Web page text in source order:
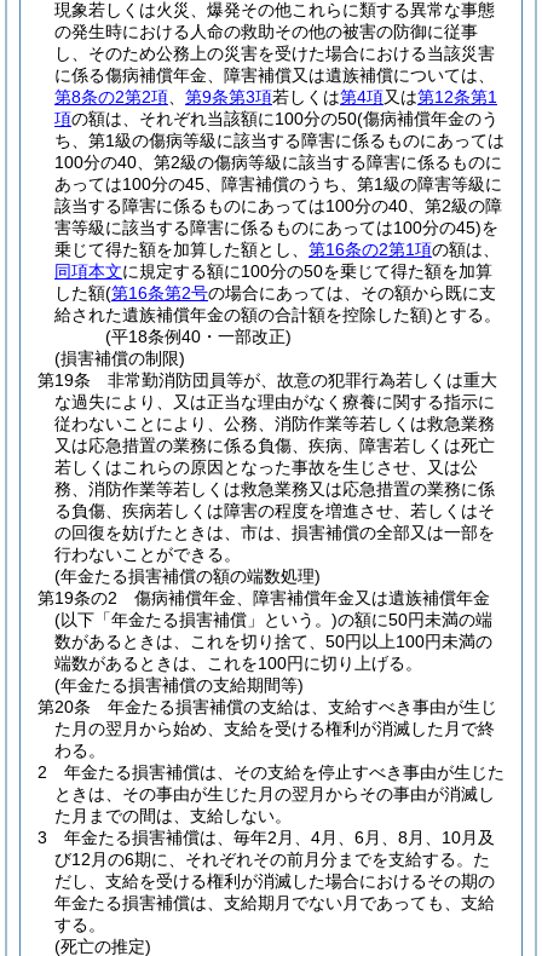
現象若しくは火災、爆発その他これらに類する異常な事態
の発生時における人命の救助その他の被害の防御に従事
し、そのため公務上の災害を受けた場合における当該災害
に係る傷病補償年金、障害補償又は遺族補償については、
第8条の2第2項
第9条第3項若しくは第4項又は第12条第1
項の額は、それぞれ当該額に100分の50(傷病補償年金のう
ち、第1級の傷病等級に該当する障害に係るものにあっては
100分の40、第2級の傷病等級に該当する障害に係るものに
あっては100分の45、障害補償のうち、第1級の障害等級に
該当する障害に係るものにあっては100分の40、第2級の障
害等級に該当する障害に係るものにあっては100分の45)を
乗じて得た額を加算した額とし、 第16条の2第1項の額は、
同項本文に規定する額に100分の50を乗じて得た額を加算
した額(第16条第2号の場合にあっては、その額から既に支
給された遺族補償年金の額の合計額を控除した額)とする。
(平18条例40・一部改正)
(損害補償の制限)
第19条
非常勤消防団員等が、故意の犯罪行為若しくは重大
な過失により、又は正当な理由がなく療養に関する指示に
従わないことにより、公務、消防作業等若しくは救急業務
又は応急措置の業務に係る負傷、疾病、障害若しくは死亡
若しくはこれらの原因となった事故を生じさせ、又は公
務、消防作業等若しくは救急業務又は応急措置の業務に係
る負傷、疾病若しくは障害の程度を増進させ、若しくはそ
の回復を妨げたときは、市は、損害補償の全部又は一部を
行わないことができる。
(年金たる損害補償の額の端数処理)
第19条の2
傷病補償年金、障害補償年金又は遺族補償年金
(以下「年金たる損害補償」という。)の額に50円未満の端
数があるときは、これを切り捨て、50円以上100円未満の
端数があるときは、これを100円に切り上げる。
(年金たる損害補償の支給期間等)
第20条
年金たる損害補償の支給は、支給すべき事由が生じ
た月の翌月から始め、支給を受ける権利が消滅した月で終
わる。
2
年金たる損害補償は、その支給を停止すべき事由が生じた
ときは、その事由が生じた月の翌月からその事由が消滅し
た月までの間は、支給しない。
3
年金たる損害補償は、毎年2月、4月、6月、8月、10月及
び12月の6期に、それぞれその前月分までを支給する。 た
だし、支給を受ける権利が消滅した場合におけるその期の
年金たる損害補償は、支給期月でない月であっても、支給
する。
(死亡の推定)